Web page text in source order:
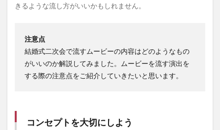
きるような流し方がいいかもしれません。
注意点
結婚式二次会で流すムービーの内容はどのようなもの
がいいのか解説してみました。ムービーを流す演出を
する際の注意点をご紹介していきたいと思います。
コンセプトを大切にしよう